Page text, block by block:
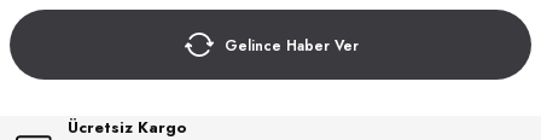
Gelince Haber Ver
Ücretsiz Kargo